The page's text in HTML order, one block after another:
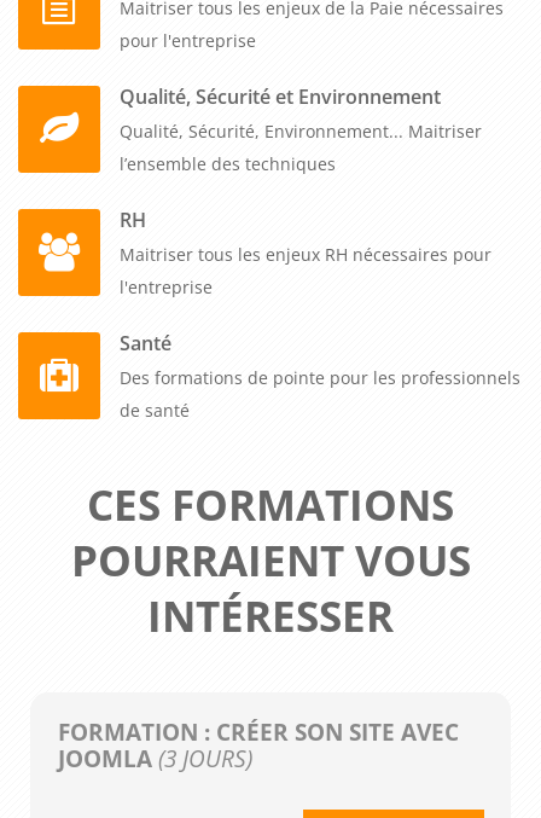
positionnent votre entreprise dans une démarche
sans dépendance aux investissements publicitaires.
Maitriser tous les enjeux de la Paie nécessaires
pour l'entreprise
Qualité, Sécurité et Environnement
Qualité, Sécurité, Environnement... Maitriser
l’ensemble des techniques
RH
Maitriser tous les enjeux RH nécessaires pour
l'entreprise
Santé
Des formations de pointe pour les professionnels
de santé
CES FORMATIONS
POURRAIENT VOUS
INTÉRESSER
FORMATION : CRÉER SON SITE AVEC
JOOMLA(3 JOURS)